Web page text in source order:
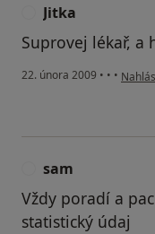
Jitka
Suprovej lékař, a
22. února 2009 • • • podle
sam
Vždy poradí a
statistický údaj